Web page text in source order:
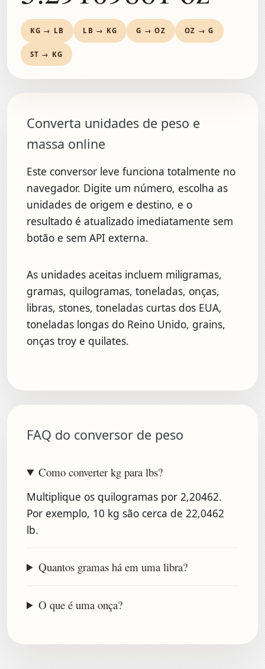
KG → LB LB → KG G → OZ OZ → G
ST → KG
Converta unidades de peso e
massa online
Este conversor leve funciona totalmente no
navegador. Digite um número, escolha as
unidades de origem e destino, e o
resultado é atualizado imediatamente sem
botão e sem API externa.
As unidades aceitas incluem miligramas,
gramas, quilogramas, toneladas, onças,
libras, stones, toneladas curtas dos EUA,
toneladas longas do Reino Unido, grains,
onças troy e quilates.
FAQ do conversor de peso
Como converter kg para lbs?
Multiplique os quilogramas por 2,20462.
Por exemplo, 10 kg são cerca de 22,0462
lb.
Quantos gramas há em uma libra?
O que é uma onça?